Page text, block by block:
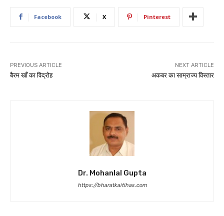
Facebook X Pinterest
PREVIOUS ARTICLE
बैरम खाँ का विद्रोह
NEXT ARTICLE
अकबर का साम्राज्य विस्तार
Dr. Mohanlal Gupta
https://bharatkaitihas.com